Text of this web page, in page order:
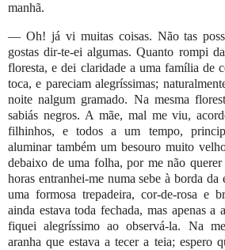
manhã.
— Oh! já vi muitas coisas. Não tas
gostas dir-te-ei algumas. Quanto rompi
floresta, e dei claridade a uma família de
toca, e pareciam alegríssimas;
noite nalgum gramado. Na mesma
sabiás negros. A mãe, mal me viu,
filhinhos, e todos a um tempo,
aluminar também um besouro muito
debaixo de uma folha, por me não
horas entranhei-me numa sebe à borda da
uma formosa trepadeira, cor-de-rosa e
ainda estava toda fechada, mas apenas a
fiquei alegríssimo ao observá-la. Na
aranha que estava a tecer a teia; espero